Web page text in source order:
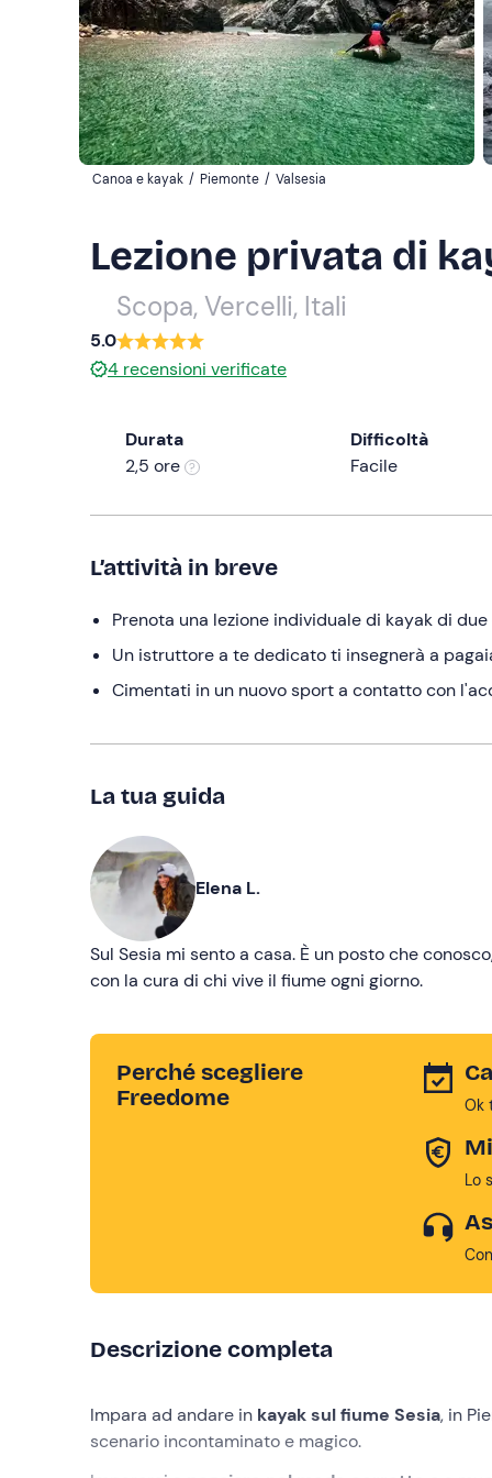
Canoa e kayak / Piemonte / Valsesia
Lezione privata di
Scopa, Vercelli, Itali
5.0
4 recensioni verificate
Durata
2,5 ore
Difficoltà
Facile
L’attività in breve
Prenota una lezione individuale di kayak di
Un istruttore a te dedicato ti insegnerà a
Cimentati in un nuovo sport a contatto con
La tua guida
Elena L.
Sul Sesia mi sento a casa. È un posto che
con la cura di chi vive il fiume ogni giorno.
Perché scegliere
Freedome
Ok
Lo
Descrizione completa
Impara ad andare in kayak sul fiume Sesia, in
scenario incontaminato e magico.